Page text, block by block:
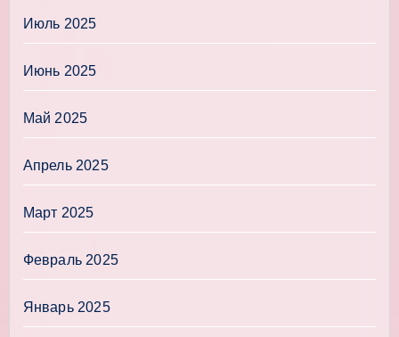
Июль 2025
Июнь 2025
Май 2025
Апрель 2025
Март 2025
Февраль 2025
Январь 2025